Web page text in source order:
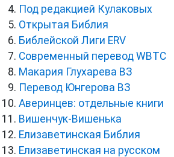
Под редакцией Кулаковых
Открытая Библия
Библейской Лиги ERV
Cовременный перевод WBTC
Макария Глухарева ВЗ
Перевод Юнгерова ВЗ
Аверинцев: отдельные книги
Вишенчук-Вишенька
Елизаветинская Библия
Елизаветинская на русском